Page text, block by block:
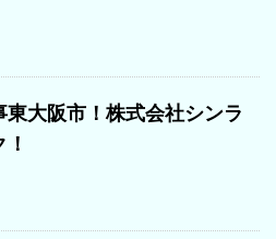
東大阪市！株式会社シンラ